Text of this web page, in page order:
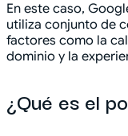
En este caso,
utiliza conjunto de
factores como la
dominio y la
¿Qué es el